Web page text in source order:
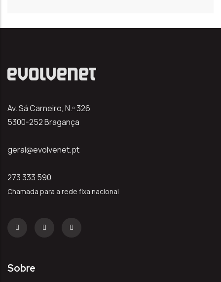
Av. Sá Carneiro, N.º 326
5300-252 Bragança
geral@evolvenet.pt
273 333 590
Chamada para a rede fixa nacional
Sobre